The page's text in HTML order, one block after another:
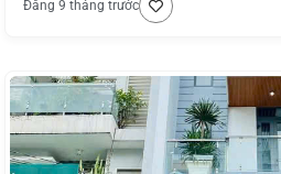
Đăng 9 tháng trước